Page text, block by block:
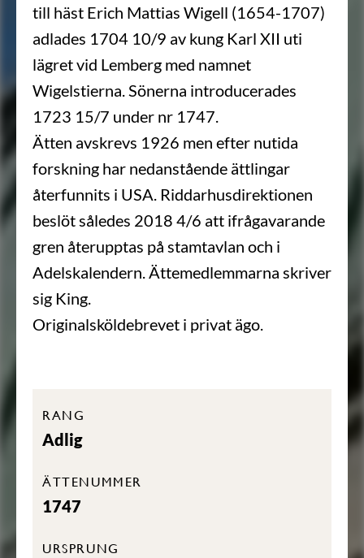
till häst Erich Mattias Wigell (1654-1707)
adlades 1704 10/9 av kung Karl XII uti
lägret vid Lemberg med namnet
Wigelstierna. Sönerna introducerades
1723 15/7 under nr 1747.
Ätten avskrevs 1926 men efter nutida
forskning har nedanstående ättlingar
återfunnits i USA. Riddarhusdirektionen
beslöt således 2018 4/6 att ifrågavarande
gren återupptas på stamtavlan och i
Adelskalendern. Ättemedlemmarna skriver
sig King.
Originalsköldebrevet i privat ägo.
RANG
Adlig
ÄTTENUMMER
1747
URSPRUNG